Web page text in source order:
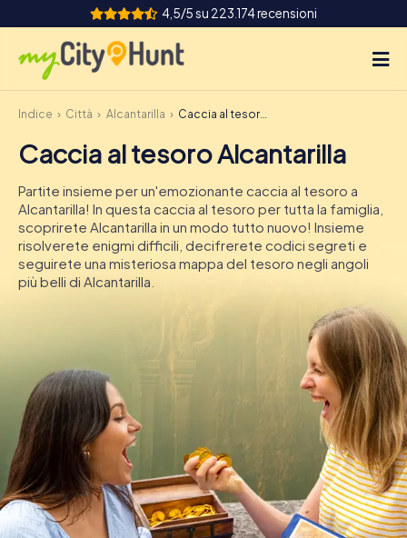
4,5/5 su 223.174 recensioni
Come funziona
Città
Tour
Team Building
Biglietti
DE
IE
IT
Prenota Biglietti
Acquista i Voucher
Indice Città Alcantarilla Caccia al tesoro Alcantarilla
Caccia al tesoro Alcantarilla
Partite insieme per un'emozionante caccia al tesoro a
Alcantarilla! In questa caccia al tesoro per tutta la famiglia,
scoprirete Alcantarilla in un modo tutto nuovo! Insieme
risolverete enigmi difficili, decifrerete codici segreti e
seguirete una misteriosa mappa del tesoro negli angoli
più belli di Alcantarilla.